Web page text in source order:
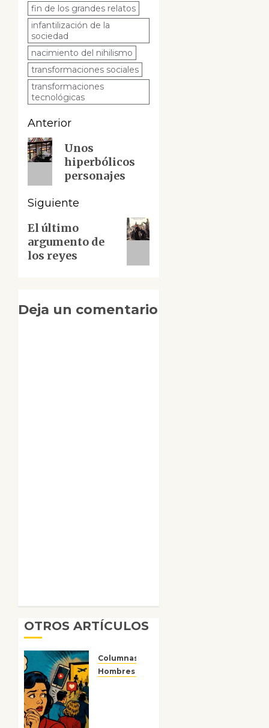
fin de los grandes relatos
infantilización de la
sociedad
nacimiento del nihilismo
transformaciones sociales
transformaciones
tecnológicas
Navegación
de
entradas
Anterior
Entrada
anterior:
Unos
hiperbólicos
personajes
Siguiente
Siguiente
entrada:
El último
argumento de
los reyes
Deja un comentario
OTROS ARTÍCULOS
Columnas
Hombres y engranajes